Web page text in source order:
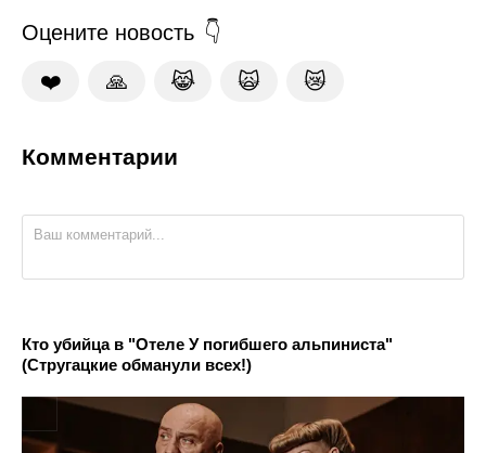
Оцените новость
❤️ 🙏 😹 🙀 😿
Комментарии
Кто убийца в "Отеле У погибшего альпиниста"
(Стругацкие обманули всех!)